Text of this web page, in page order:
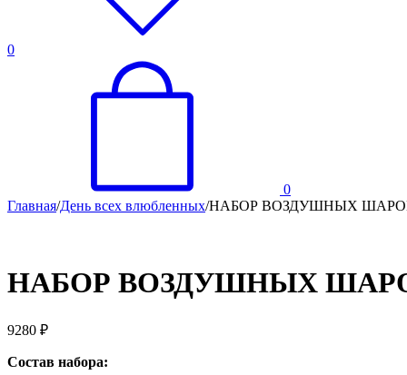
0
0
Главная/День всех влюбленных/НАБОР ВОЗДУШНЫХ
НАБОР ВОЗДУШНЫХ
9280 ₽
Состав набора: